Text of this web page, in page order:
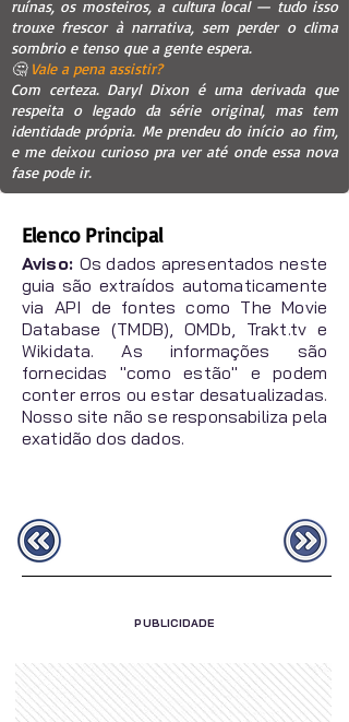
ruínas, os mosteiros, a cultura local — tudo isso
trouxe frescor à narrativa, sem perder o clima
sombrio e tenso que a gente espera.
🤔 Vale a pena assistir?
Com certeza. Daryl Dixon é uma derivada que
respeita o legado da série original, mas tem
identidade própria. Me prendeu do início ao fim,
e me deixou curioso pra ver até onde essa nova
fase pode ir.
Elenco Principal
Aviso: Os dados apresentados neste
guia são extraídos automaticamente
via API de fontes como The Movie
Database (TMDB), OMDb, Trakt.tv e
Wikidata. As informações são
fornecidas "como estão" e podem
conter erros ou estar desatualizadas.
Nosso site não se responsabiliza pela
exatidão dos dados.
PUBLICIDADE